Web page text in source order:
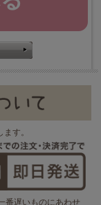
す。
番遅いものにあわせ